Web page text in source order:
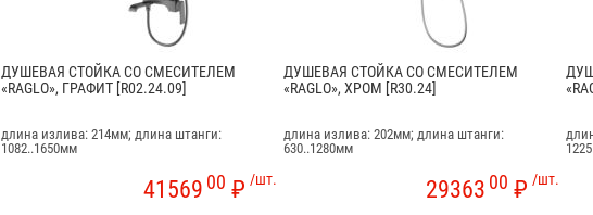
ДУШЕВАЯ СТОЙКА СО СМЕСИТЕЛЕМ
«RAGLO», ГРАФИТ [R02.24.09]
длина излива: 214мм; длина штанги:
1082..1650мм
/шт.
41569 00 ₽
ДУШЕВАЯ СТОЙКА СО СМЕСИТЕЛЕМ
«RAGLO», ХРОМ [R30.24]
длина излива: 202мм; длина штанги:
630..1280мм
/шт.
29363 00 ₽